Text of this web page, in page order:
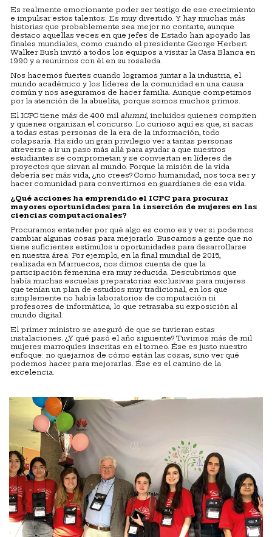
Es realmente emocionante poder ser testigo de ese crecimiento
e impulsar estos talentos. Es muy divertido. Y hay muchas más
historias que probablemente sea mejor no contarte, aunque
destaco aquellas veces en que jefes de Estado han apoyado las
finales mundiales, como cuando el presidente George Herbert
Walker Bush invitó a todos los equipos a visitar la Casa Blanca en
1990 y a reunirnos con él en su rosaleda.
Nos hacemos fuertes cuando logramos juntar a la industria, el
mundo académico y los líderes de la comunidad en una causa
común y nos aseguramos de hacer familia. Aunque competimos
por la atención de la abuelita, porque somos muchos primos.
El ICPC tiene más de 400 mil alumni, incluidos quienes compiten
y quienes organizan el concurso. Lo curioso aquí es que, si sacas
a todas estas personas de la era de la información, todo
colapsaría. Ha sido un gran privilegio ver a tantas personas
atreverse a ir un paso más allá para ayudar a que nuestros
estudiantes se comprometan y se conviertan en líderes de
proyectos que sirvan al mundo. Porque la misión de la vida
debería ser más vida, ¿no crees? Como humanidad, nos toca ser y
hacer comunidad para convertirnos en guardianes de esa vida.
¿Qué acciones ha emprendido el ICPC para procurar
mayores oportunidades para la inserción de mujeres en las
ciencias computacionales?
Procuramos entender por qué algo es como es y ver si podemos
cambiar algunas cosas para mejorarlo. Buscamos a gente que no
tiene suficientes estímulos u oportunidades para desarrollarse
en nuestra área. Por ejemplo, en la final mundial de 2015,
realizada en Marruecos, nos dimos cuenta de que la
participación femenina era muy reducida. Descubrimos que
había muchas escuelas preparatorias exclusivas para mujeres
que tenían un plan de estudios muy tradicional, en los que
simplemente no había laboratorios de computación ni
profesores de informática, lo que retrasaba su exposición al
mundo digital.
El primer ministro se aseguró de que se tuvieran estas
instalaciones. ¿Y qué pasó el año siguiente? Tuvimos más de mil
mujeres marroquíes inscritas en el torneo. Ése es justo nuestro
enfoque: no quejarnos de cómo están las cosas, sino ver qué
podemos hacer para mejorarlas. Ése es el camino de la
excelencia.